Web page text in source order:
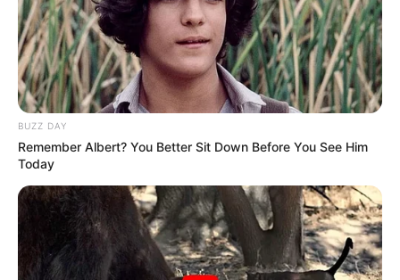
BUZZ DAY
Remember Albert? You Better Sit Down Before You See Him
Today